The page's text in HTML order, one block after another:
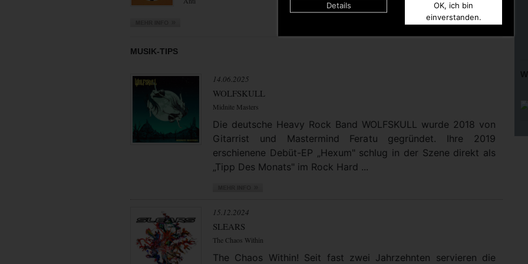
Details
OK, ich bin
einverstanden.
MUSIK-TIPS
14.06.2025
WOLFSKULL
Midnite Masters
Die deutsche Heavy Rock Band WOLFSKULL wurde 2018 von
Gitarrist und Mastermind Feratu gegründet. Ihre 2019
erschienene Debüt-EP „Hexum" schlug in der Szene direkt als
„Tipp Des Monats" im Rock Hard ...
15.12.2024
SLEARS
The Chaos Within
The Chaos Within! Seit fast zwei Jahrzehnten servieren die